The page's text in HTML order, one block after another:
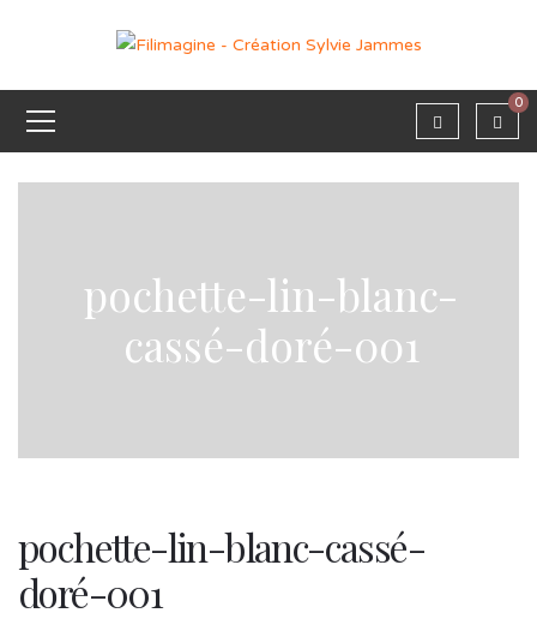
0
pochette-lin-blanc-
cassé-doré-001
pochette-lin-blanc-cassé-
doré-001